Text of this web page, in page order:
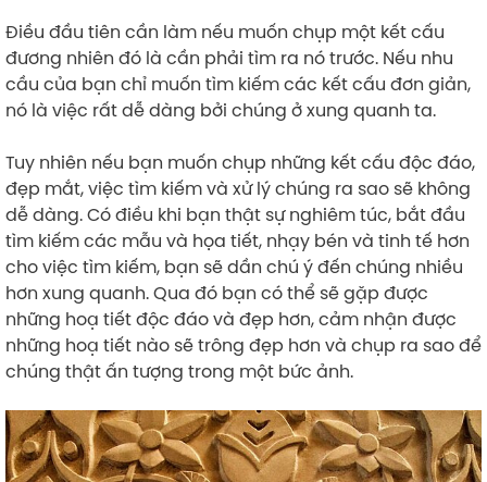
Điều đầu tiên cần làm nếu muốn chụp một kết cấu
đương nhiên đó là cần phải tìm ra nó trước. Nếu nhu
cầu của bạn chỉ muốn tìm kiếm các kết cấu đơn giản,
nó là việc rất dễ dàng bởi chúng ở xung quanh ta.
Tuy nhiên nếu bạn muốn chụp những kết cấu độc đáo,
đẹp mắt, việc tìm kiếm và xử lý chúng ra sao sẽ không
dễ dàng. Có điều khi bạn thật sự nghiêm túc, bắt đầu
tìm kiếm các mẫu và họa tiết, nhạy bén và tinh tế hơn
cho việc tìm kiếm, bạn sẽ dần chú ý đến chúng nhiều
hơn xung quanh. Qua đó bạn có thể sẽ gặp được
những hoạ tiết độc đáo và đẹp hơn, cảm nhận được
những hoạ tiết nào sẽ trông đẹp hơn và chụp ra sao để
chúng thật ấn tượng trong một bức ảnh.